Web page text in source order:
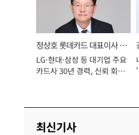
정상호 롯데카드 대표이사 사
장
LG·현대·삼성 등 대기업 주요
카드사 30년 경력, 신뢰 회복
'
최신기사